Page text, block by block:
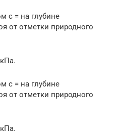
с = на глубине
от отметки природного
с = на глубине
от отметки природного